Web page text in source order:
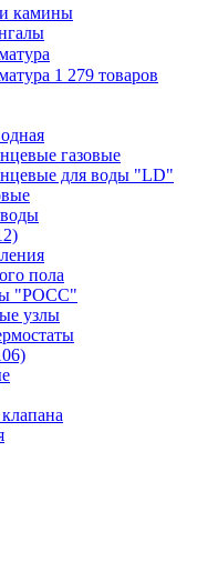
камины
1 279 товаров
газовые
для воды "LD"
пола
"РОСС"
узлы